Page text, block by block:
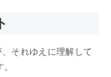
それゆえに理解して